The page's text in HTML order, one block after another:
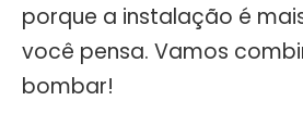
porque a instalação é
você pensa. Vamos
bombar!